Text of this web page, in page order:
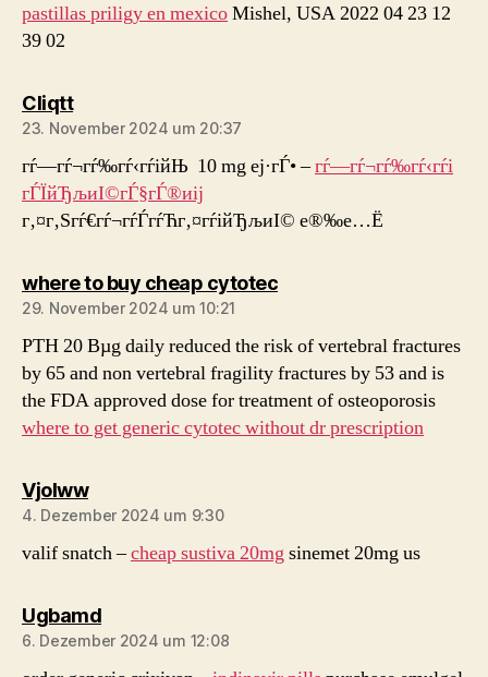
pastillas priligy en mexicoMishel, USA 2022 04 23 12
39 02
Cliqttsagt:
23. November 2024 um 20:37
гѓ—гѓ¬гѓ‰гѓ‹гѓійЊ 10 mg еј·гЃ• –гѓ—гѓ¬гѓ‰гѓ‹гѓі
гЃЇйЂљиІ©гЃ§гЃ®иіј
г‚¤г‚Ѕгѓ€гѓ¬гѓЃгѓЋг‚¤гѓійЂљиІ© е®‰е…Ё
where to buy cheap cytotecsagt:
29. November 2024 um 10:21
PTH 20 Вµg daily reduced the risk of vertebral fractures
by 65 and non vertebral fragility fractures by 53 and is
the FDA approved dose for treatment of osteoporosis
where to get generic cytotec without dr prescription
Vjolwwsagt:
4. Dezember 2024 um 9:30
valif snatch –cheap sustiva 20mgsinemet 20mg us
Ugbamdsagt:
6. Dezember 2024 um 12:08